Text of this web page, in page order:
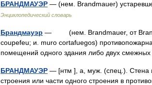
БРАНДМАУЭР — (нем. Brandmauer)
Энциклопедический словарь
Брандмауэр — (нем. Brandmauer, от Brand
coupefeu; и. muro cortafuegos)
помещений одного здания либо двух
БРАНДМАУЭР — [нтм ], а, муж. (спец.). Стена
строения или части одного строения в